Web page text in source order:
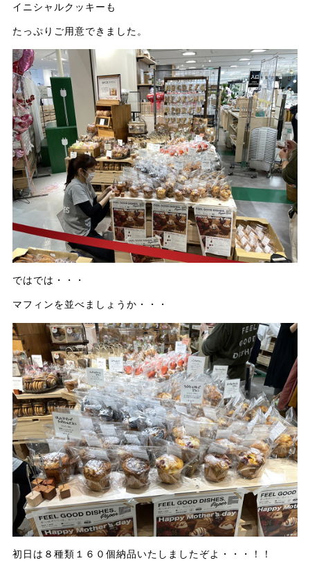
イニシャルクッキーも
たっぷりご用意できました。
ではでは・・・
マフィンを並べましょうか・・・
初日は８種類１６０個納品いたしましたぞよ・・・！！